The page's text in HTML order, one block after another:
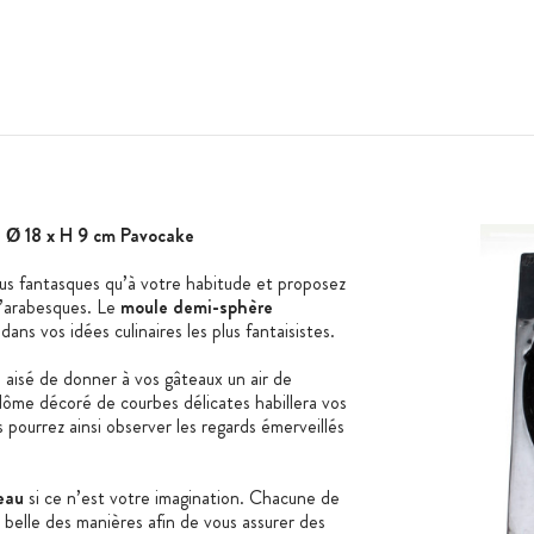
18 x H 9 cm Pavocake
fantasques qu’à votre habitude et proposez
Le moule demi-sphère
vos idées culinaires les plus fantaisistes.
aisé de donner à vos gâteaux un air de
décoré de courbes délicates habillera vos
ainsi observer les regards émerveillés
si ce n’est votre imagination. Chacune de
des manières afin de vous assurer des